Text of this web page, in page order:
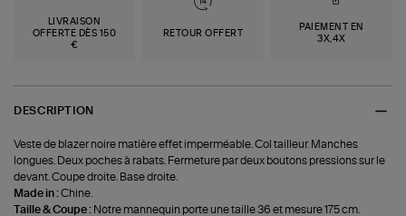
LIVRAISON
OFFERTE DÈS 150
€
RETOUR OFFERT
PAIEMENT EN
3X,4X
DESCRIPTION
Veste de blazer noire matière effet imperméable. Col tailleur. Manches
longues. Deux poches à rabats. Fermeture par deux boutons pressions sur le
devant. Coupe droite. Base droite.
Made in :Chine.
Taille & Coupe : Notre mannequin porte une taille 36 et mesure 175 cm.